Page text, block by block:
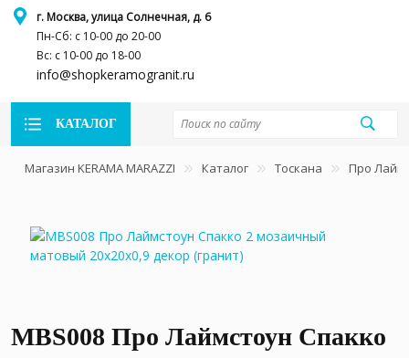
г. Москва, улица Солнечная, д. 6
Пн-Сб: с 10-00 до 20-00
Вс: с 10-00 до 18-00
info@shopkeramogranit.ru
КАТАЛОГ
Магазин KERAMA MARAZZI Каталог Тоскана Про
MBS008 Про Лаймстоун Спакко